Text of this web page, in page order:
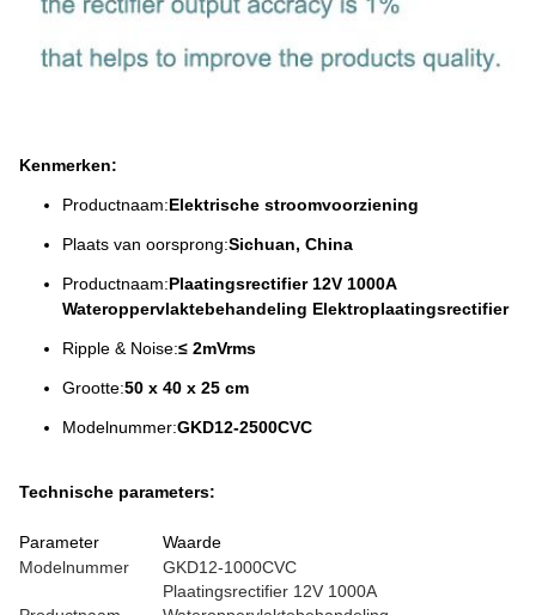
Kenmerken:
Productnaam:Elektrische stroomvoorziening
Plaats van oorsprong:Sichuan, China
Productnaam:Plaatingsrectifier 12V 1000A
Wateroppervlaktebehandeling Elektroplaatingsrectifier
Ripple & Noise:≤ 2mVrms
Grootte:50 x 40 x 25 cm
Modelnummer:GKD12-2500CVC
Technische parameters:
Parameter
Waarde
Modelnummer
GKD12-1000CVC
Plaatingsrectifier 12V 1000A